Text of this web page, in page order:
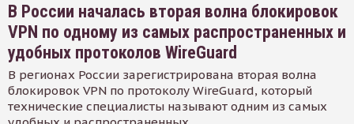
В России началась вторая волна блокировок
VPN по одному из самых распространенных и
удобных протоколов WireGuard
В регионах России зарегистрирована вторая волна
блокировок VPN по протоколу WireGuard, который
технические специалисты называют одним из самых